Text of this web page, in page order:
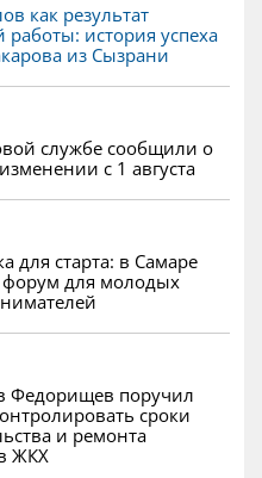
как результат
история успеха
из Сызрани
службе сообщили о
с 1 августа
для старта: в Самаре
форум для молодых
Федорищев поручил
сроки
и ремонта
ЖКХ